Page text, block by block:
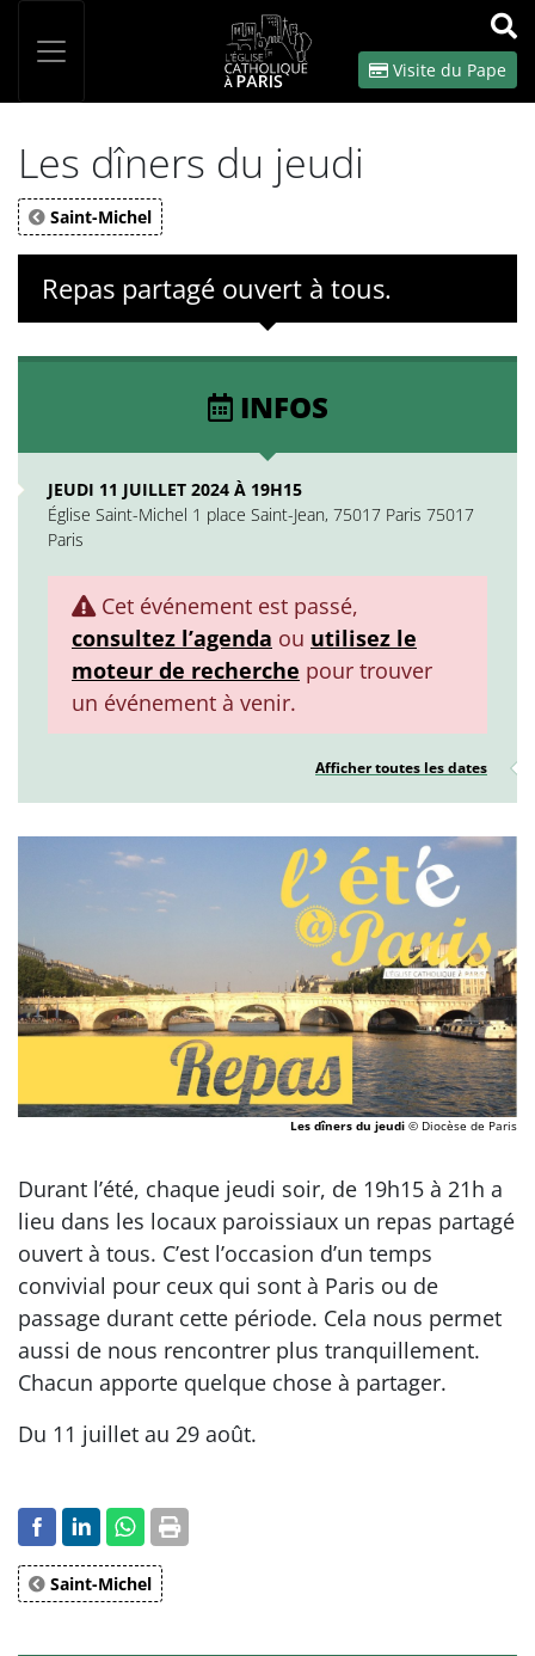
OK
Visite du Pape
Les dîners du jeudi
Saint-Michel
Repas partagé ouvert à tous.
INFOS
JEUDI 11 JUILLET 2024 À 19H15
Église Saint-Michel 1 place Saint-Jean, 75017 Paris 75017
Paris
Cet événement est passé,
consultez l’agenda ou utilisez le
moteur de recherche pour trouver
un événement à venir.
Afficher toutes les dates
Les dîners du jeudi © Diocèse de Paris
Durant l’été, chaque jeudi soir, de 19h15 à 21h a
lieu dans les locaux paroissiaux un repas partagé
ouvert à tous. C’est l’occasion d’un temps
convivial pour ceux qui sont à Paris ou de
passage durant cette période. Cela nous permet
aussi de nous rencontrer plus tranquillement.
Chacun apporte quelque chose à partager.
Du 11 juillet au 29 août.
Saint-Michel
Panneau de gestion des cookies